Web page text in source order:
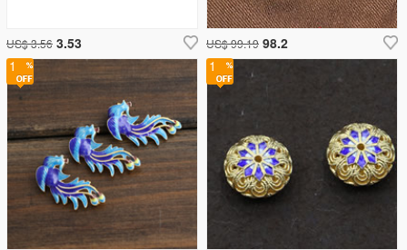
1
US$ 3.56 3.53 US$ 99.19 98.2
1